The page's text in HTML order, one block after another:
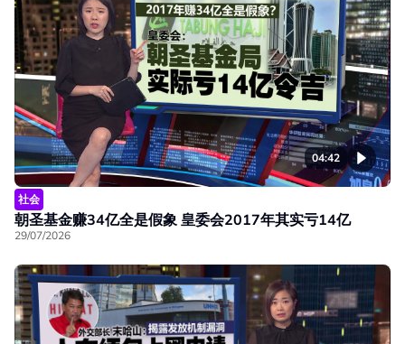
04:42
社会
朝圣基金赚34亿全是假象 皇委会2017年其实亏14亿
29/07/2026